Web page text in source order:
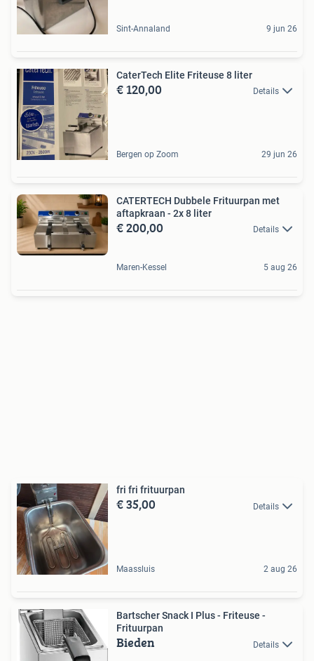
Sint-Annaland 9 jun 26
CaterTech Elite Friteuse 8 liter
€ 120,00 Details
Bergen op Zoom 29 jun 26
CATERTECH Dubbele Frituurpan met
aftapkraan - 2x 8 liter
€ 200,00 Details
Maren-Kessel 5 aug 26
fri fri frituurpan
€ 35,00 Details
Maassluis 2 aug 26
Bartscher Snack I Plus - Friteuse -
Frituurpan
Bieden Details